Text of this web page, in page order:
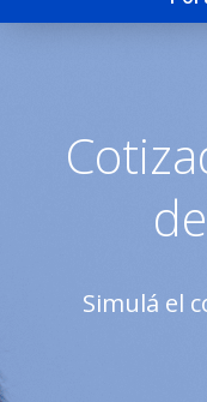
Cotizá tu
Simulá el